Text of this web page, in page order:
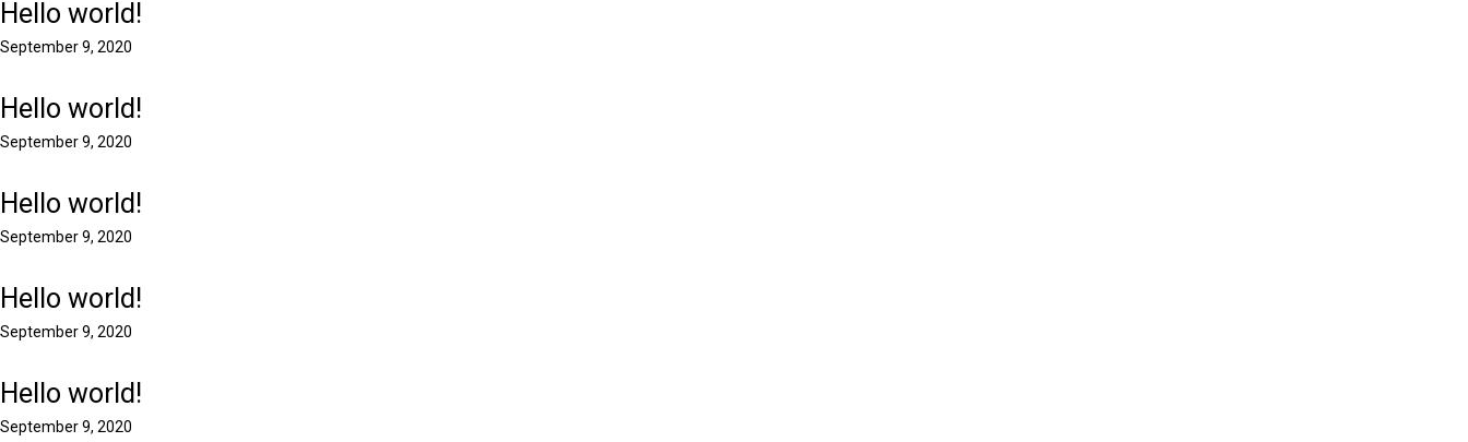
Hello world!
September 9, 2020
Hello world!
September 9, 2020
Hello world!
September 9, 2020
Hello world!
September 9, 2020
Hello world!
September 9, 2020